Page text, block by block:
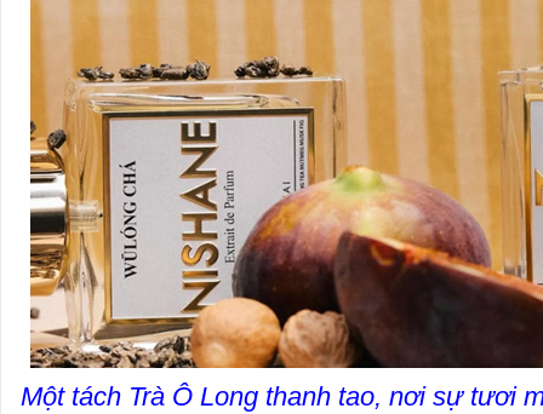
Một tách Trà Ô Long thanh tao, nơi sự tươi